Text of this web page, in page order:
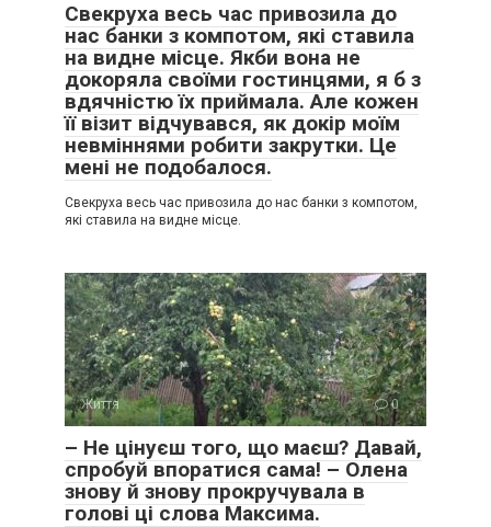
Свекруха весь час привозила до
нас банки з компотом, які ставила
на видне місце. Якби вона не
докоряла своїми гостинцями, я б з
вдячністю їх приймала. Але кожен
її візит відчувався, як докір моїм
невміннями робити закрутки. Це
мені не подобалося.
Свекруха весь час привозила до нас банки з компотом,
які ставила на видне місце.
Життя 0
– Не цінуєш того, що маєш? Давай,
спробуй впоратися сама! – Олена
знову й знову прокручувала в
голові ці слова Максима.